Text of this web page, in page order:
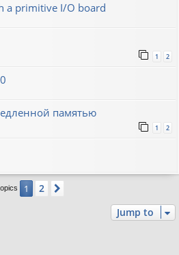
a primitive I/O board
1 2
памятью
1 2
1 2
Jump to